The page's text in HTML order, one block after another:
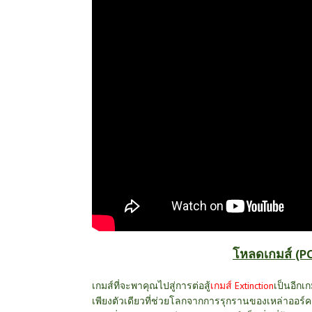
โหลดเกมส์
เกมส์ที่จะพาคุณไปสู่การต่อสู้เกมส์ Extinctionเป็นอีก
เพียงตัวเดียวที่ช่วยโลกจากการรุกรานของเหล่าออ